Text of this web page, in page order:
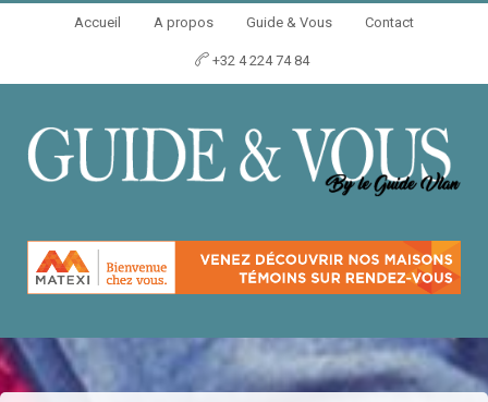
Accueil A propos Guide & Vous Contact
+32 4 224 74 84